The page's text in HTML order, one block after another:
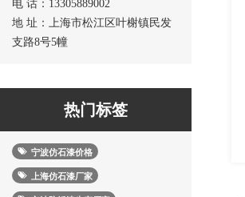
电 话：13305889002
地 址：上海市松江区叶榭镇民发
支路8号5幢
热门标签
宁波仿石漆价格
上海仿石漆厂家